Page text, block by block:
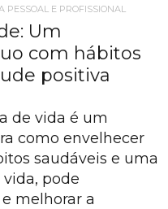
E PROFISSIONAL
Um
com hábitos
positiva
de vida é um
como envelhecer
saudáveis e uma
pode
melhorar a